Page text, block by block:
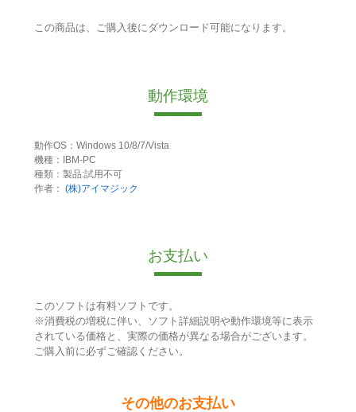
この商品は、ご購入後にダウンロード可能になります。
動作環境
動作OS：Windows 10/8/7/Vista
機種：IBM-PC
種類：製品:試用不可
作者： (株)アイマジック
お支払い
このソフトは有料ソフトです。
※消費税の増税に伴い、ソフト詳細説明や動作環境等に表示
されている価格と、実際の価格が異なる場合がございます。
ご購入前に必ずご確認ください。
その他のお支払い